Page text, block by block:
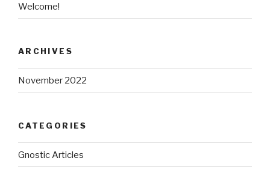
Welcome!
ARCHIVES
November 2022
CATEGORIES
Gnostic Articles